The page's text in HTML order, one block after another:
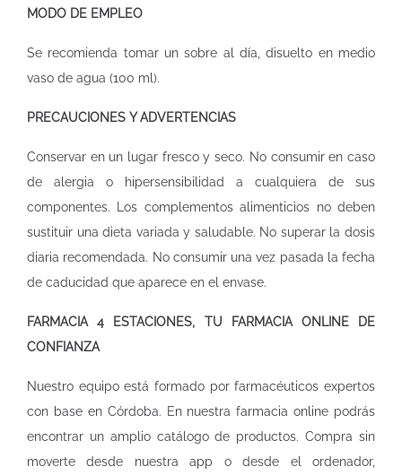
MODO DE EMPLEO
Se recomienda tomar un sobre al día, disuelto en medio
vaso de agua (100 ml).
PRECAUCIONES Y ADVERTENCIAS
Conservar en un lugar fresco y seco. No consumir en caso
de alergia o hipersensibilidad a cualquiera de sus
componentes. Los complementos alimenticios no deben
sustituir una dieta variada y saludable. No superar la dosis
diaria recomendada. No consumir una vez pasada la fecha
de caducidad que aparece en el envase.
FARMACIA 4 ESTACIONES, TU FARMACIA ONLINE DE
CONFIANZA
Nuestro equipo está formado por farmacéuticos expertos
con base en Córdoba. En nuestrafarmacia online podrás
encontrar un amplio catálogo de productos. Compra sin
moverte desde nuestra app o desde el ordenador,